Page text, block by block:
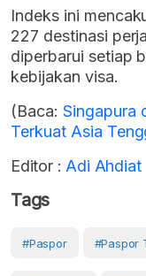
Indeks ini
227 destinasi
diperbarui setiap
kebijakan visa.
(Baca: Singapura
Terkuat Asia
Editor : Adi Ahdiat
Tags
#Paspor #paspor